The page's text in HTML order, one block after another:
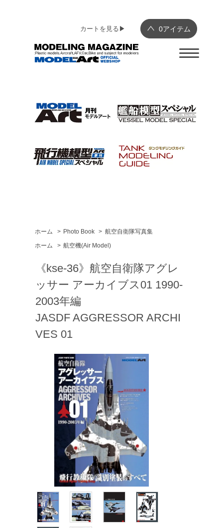
0アイテム
カートを見る▶︎
ホーム > Photo Book > 航空自衛隊写真集
ホーム
> 航空機(Air Model)
《kse-36》航空自衛隊アグレ
ッサー アーカイブス01 1990-
2003年編
JASDF AGGRESSOR ARCHI
VES 01